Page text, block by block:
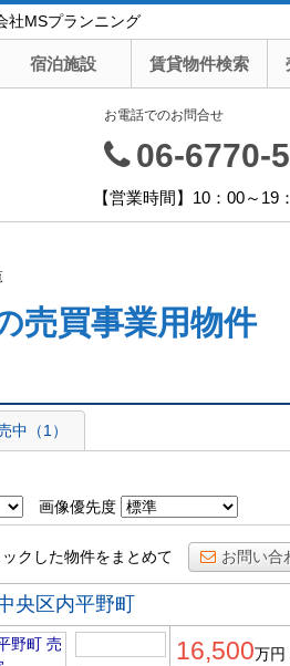
社MSプランニング
宿泊施設 賃貸物件検索
お電話でのお問合せ
06-6770-
【営業時間】10：00～
売買事業用物件
中（1）
画像優先度
クした物件をまとめて お問い合
央区内平野町
16,500万円